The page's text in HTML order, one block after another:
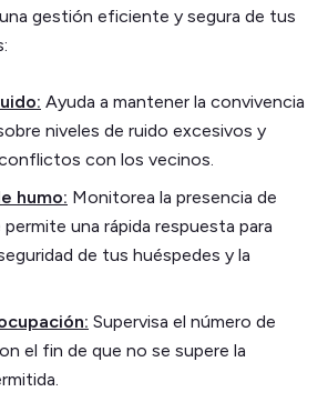
gestión eficiente y segura de tus
Ayuda a mantener la convivencia
niveles de ruido excesivos y
con los vecinos.
humo: Monitorea la presencia de
una rápida respuesta para
de tus huéspedes y la
Supervisa el número de
el fin de que no se supere la